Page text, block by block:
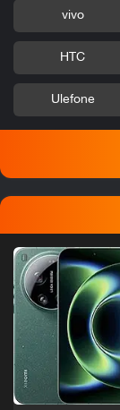
vivo
HTC
Ulefone